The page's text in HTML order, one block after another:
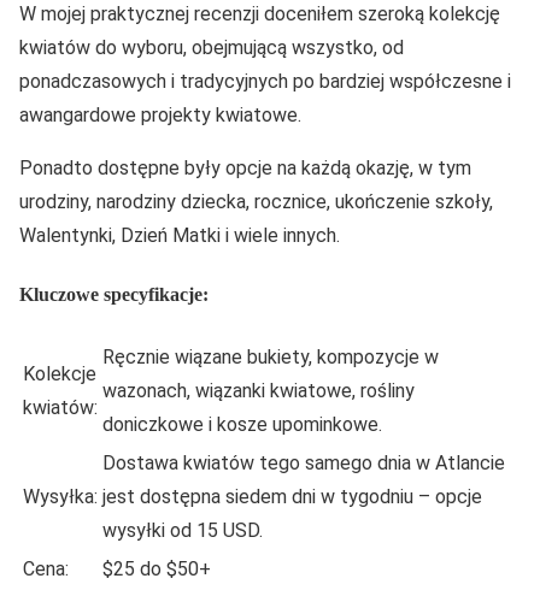
W mojej praktycznej recenzji doceniłem szeroką kolekcję
kwiatów do wyboru, obejmującą wszystko, od
ponadczasowych i tradycyjnych po bardziej współczesne i
awangardowe projekty kwiatowe.
Ponadto dostępne były opcje na każdą okazję, w tym
urodziny, narodziny dziecka, rocznice, ukończenie szkoły,
Walentynki, Dzień Matki i wiele innych.
Kluczowe specyfikacje:
Kolekcje
kwiatów:
Ręcznie wiązane bukiety, kompozycje w
wazonach, wiązanki kwiatowe, rośliny
doniczkowe i kosze upominkowe.
Wysyłka:
Dostawa kwiatów tego samego dnia w Atlancie
jest dostępna siedem dni w tygodniu – opcje
wysyłki od 15 USD.
Cena:
$25 do $50+